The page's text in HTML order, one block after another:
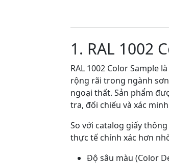
1. RAL 1002
RAL 1002 Color Sample
rộng rãi trong ngành
ngoại thất. Sản phẩm
tra, đối chiếu và xác
So với catalog giấy
thực tế chính xác hơn
Độ sâu màu (Color